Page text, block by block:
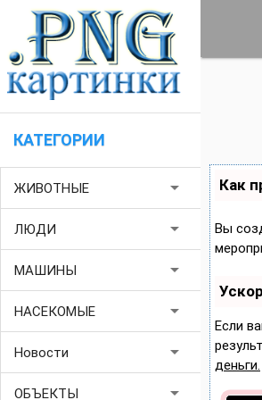
КАТЕГОРИИ
ЖИВОТНЫЕ arrow_drop_down
ЛЮДИ arrow_drop_down
МАШИНЫ arrow_drop_down
НАСЕКОМЫЕ arrow_drop_down
Новости arrow_drop_down
ОБЪЕКТЫ arrow_drop_down
Как
Вы
Если
деньги.